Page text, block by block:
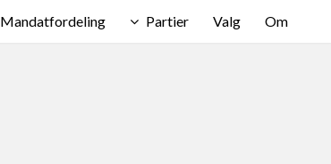
Mandatfordeling Partier Valg Om